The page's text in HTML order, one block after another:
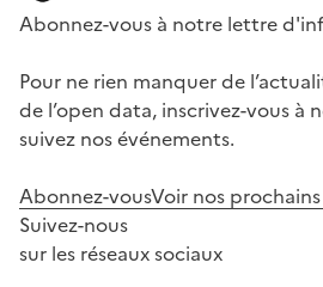
Abonnez-vous à notre lettre
Pour ne rien manquer de
de l’open data, inscrivez-vous à
suivez nos événements.
Abonnez-vousVoir nos
Suivez-nous
sur les réseaux sociaux